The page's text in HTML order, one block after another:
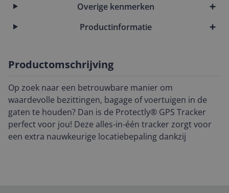
Overige kenmerken
Productinformatie
Productomschrijving
Op zoek naar een betrouwbare manier om
waardevolle bezittingen, bagage of voertuigen in de
gaten te houden? Dan is de Protectly® GPS Tracker
perfect voor jou! Deze alles-in-één tracker zorgt voor
een extra nauwkeurige locatiebepaling dankzij